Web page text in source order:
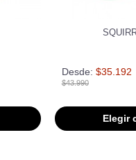
Desde: $35.192
$43.990
Elegir